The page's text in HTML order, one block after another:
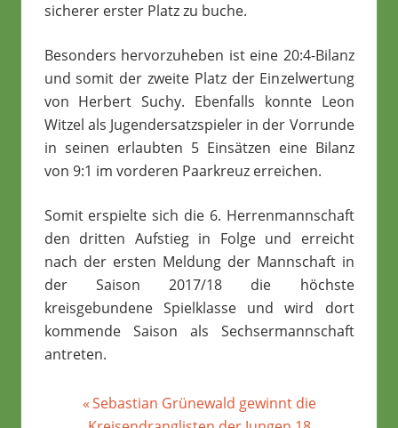
sicherer erster Platz zu buche.
Besonders hervorzuheben ist eine 20:4-Bilanz
und somit der zweite Platz der Einzelwertung
von Herbert Suchy. Ebenfalls konnte Leon
Witzel als Jugendersatzspieler in der Vorrunde
in seinen erlaubten 5 Einsätzen eine Bilanz
von 9:1 im vorderen Paarkreuz erreichen.
Somit erspielte sich die 6. Herrenmannschaft
den dritten Aufstieg in Folge und erreicht
nach der ersten Meldung der Mannschaft in
der Saison 2017/18 die höchste
kreisgebundene Spielklasse und wird dort
kommende Saison als Sechsermannschaft
antreten.
Beitragsnavigation
Vorheriger
Sebastian Grünewald gewinnt die